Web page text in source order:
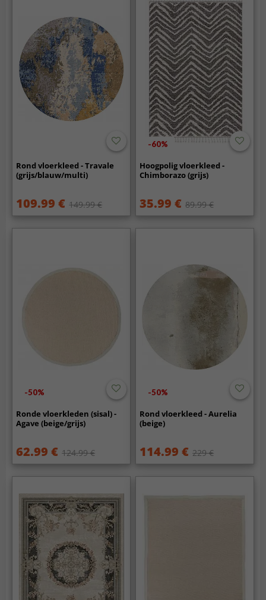
Rond vloerkleed - Travale
(grijs/blauw/multi)
109.99 € 149.99 €
-60%
Hoogpolig vloerkleed -
Chimborazo (grijs)
35.99 € 89.99 €
-50%
Ronde vloerkleden (sisal) -
Agave (beige/grijs)
62.99 € 124.99 €
-50%
Rond vloerkleed - Aurelia
(beige)
114.99 € 229 €